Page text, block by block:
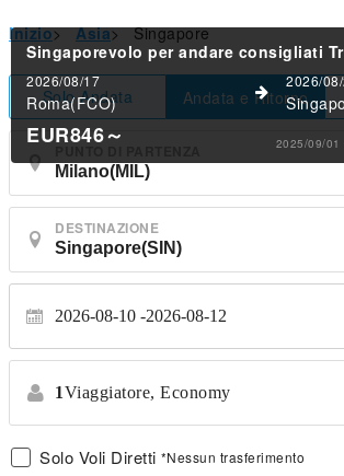
Inizio> Asia> Singapore
Solo Andata Andata e Ritorno
DESTINAZIONE
2026-08-10 2026-08-12
1Viaggiatore, Economy
Solo Voli Diretti *Nessun trasferimento
Singaporevolo per andare consigliati
2026/08/17
Roma(FCO)
2026/
EUR846～ 2025/09/01